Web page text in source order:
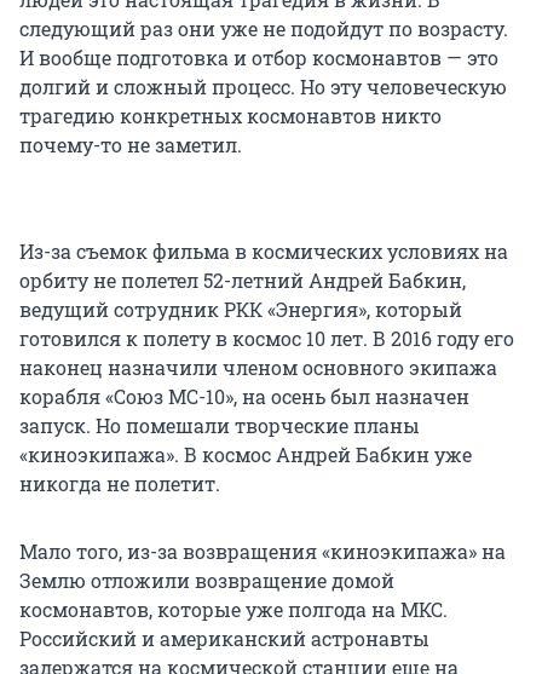
следующий раз они уже не подойдут по возрасту.
И вообще подготовка и отбор космонавтов — это
долгий и сложный процесс. Но эту человеческую
трагедию конкретных космонавтов никто
почему-то не заметил.
Из-за съемок фильма в космических условиях на
орбиту не полетел 52-летний Андрей Бабкин,
ведущий сотрудник РКК «Энергия», который
готовился к полету в космос 10 лет. В 2016 году его
наконец назначили членом основного экипажа
корабля «Союз МС-10», на осень был назначен
запуск. Но помешали творческие планы
«киноэкипажа». В космос Андрей Бабкин уже
никогда не полетит.
Мало того, из-за возвращения «киноэкипажа» на
Землю отложили возвращение домой
космонавтов, которые уже полгода на МКС.
Российский и американский астронавты
задержатся на космической станции еще на